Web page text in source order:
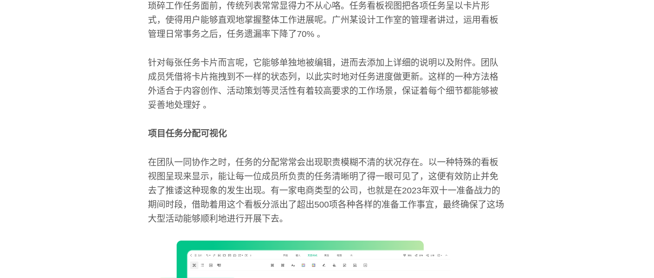
琐碎工作任务面前，传统列表常常显得力不从心咯。任务看板视图把各项任务呈以卡片形
式，使得用户能够直观地掌握整体工作进展呢。广州某设计工作室的管理者讲过，运用看板
管理日常事务之后，任务遗漏率下降了70% 。
针对每张任务卡片而言呢，它能够单独地被编辑，进而去添加上详细的说明以及附件。团队
成员凭借将卡片拖拽到不一样的状态列，以此实时地对任务进度做更新。这样的一种方法格
外适合于内容创作、活动策划等灵活性有着较高要求的工作场景，保证着每个细节都能够被
妥善地处理好 。
项目任务分配可视化
在团队一同协作之时，任务的分配常常会出现职责模糊不清的状况存在。以一种特殊的看板
视图呈现来显示，能让每一位成员所负责的任务清晰明了得一眼可见了，这便有效防止并免
去了推诿这种现象的发生出现。有一家电商类型的公司，也就是在2023年双十一准备战力的
期间时段，借助着用这个看板分派出了超出500项各种各样的准备工作事宜，最终确保了这场
大型活动能够顺利地进行开展下去。